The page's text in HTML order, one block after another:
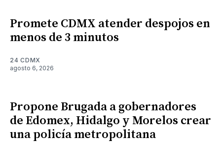
Promete CDMX atender despojos en
menos de 3 minutos
24 CDMX
agosto 6, 2026
Propone Brugada a gobernadores
de Edomex, Hidalgo y Morelos crear
una policía metropolitana